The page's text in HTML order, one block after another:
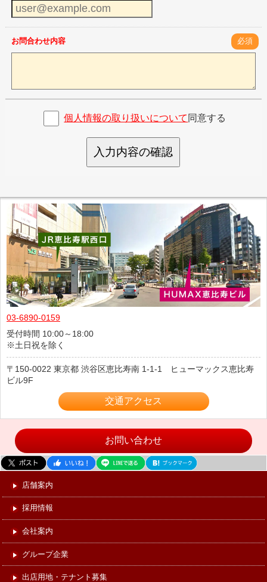
お問合わせ内容 必須
個人情報の取り扱いについて 同意する
入力内容の確認
03-6890-0159
受付時間 10:00～18:00
※土日祝を除く
150-0022 東京都 渋谷区恵比寿南 1-1-1 ヒューマックス恵比寿
ビル9F
交通アクセス
お問い合わせ
店舗案内
採用情報
会社案内
グループ企業
出店用地・テナント募集